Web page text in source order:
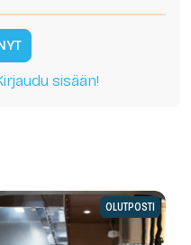
sisään!
OLUTPOSTI